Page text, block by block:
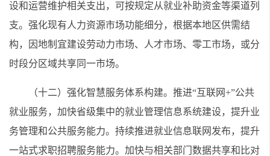
设和运营维护相关支出，可按规定从就业补助资金等渠道列
支。强化现有人力资源市场功能细分，根据本地区供需结
构，因地制宜建设劳动力市场、人才市场、零工市场，或分
时段分区域共享同一市场。
（十二）强化智慧服务体系构建。推进“互联网+”公共
就业服务，加快省级集中的就业管理信息系统建设，提升业
务管理和公共服务能力。持续推进就业信息联网发布，提升
一站式求职招聘服务能力。加快与相关部门数据共享和比对